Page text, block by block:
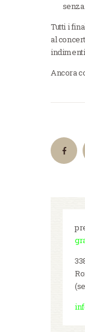
Tutti i
al
Ancora